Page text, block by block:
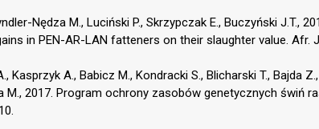
Nędza M., Luciński P., Skrzypczak E., Buczyński J.T.,
in PEN-AR-LAN fatteners on their slaughter value. Afr.
Kasprzyk A., Babicz M., Kondracki S., Blicharski T., Bajda
M., 2017. Program ochrony zasobów genetycznych świń